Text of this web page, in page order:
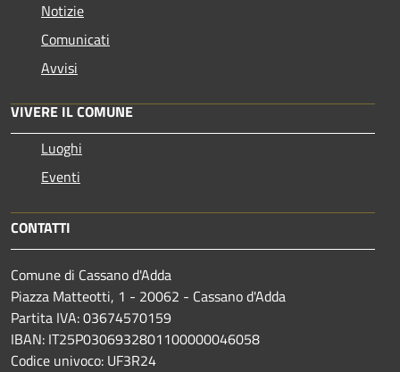
Notizie
Comunicati
Avvisi
VIVERE IL COMUNE
Luoghi
Eventi
CONTATTI
Comune di Cassano d'Adda
Piazza Matteotti, 1 - 20062 - Cassano d'Adda
Partita IVA: 03674570159
IBAN: IT25P0306932801100000046058
Codice univoco: UF3R24